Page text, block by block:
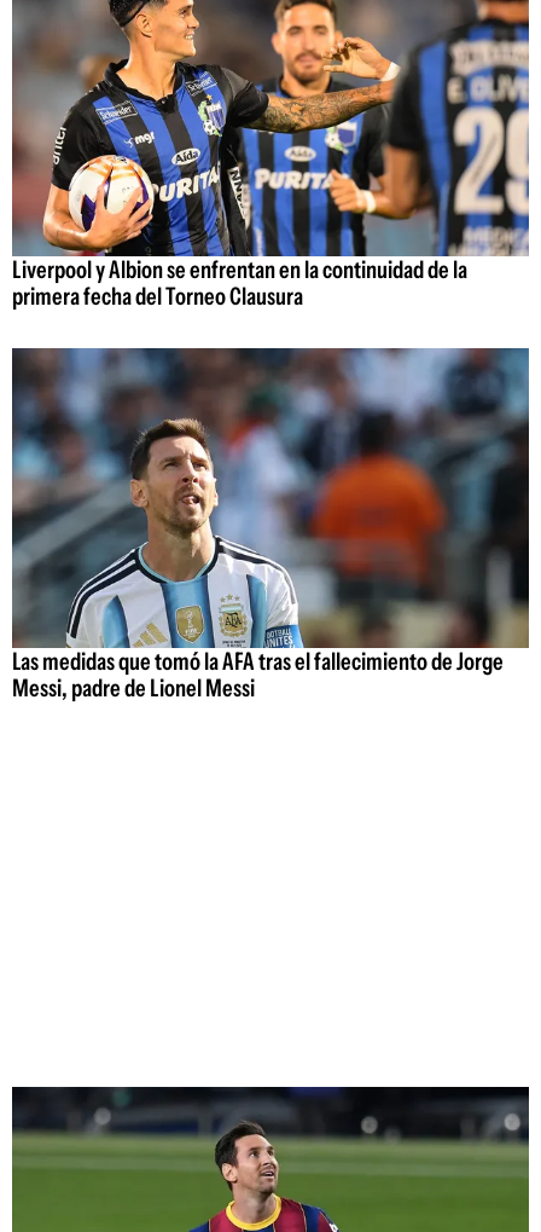
Liverpool y Albion se enfrentan en la continuidad de la
primera fecha del Torneo Clausura
Las medidas que tomó la AFA tras el fallecimiento de Jorge
Messi, padre de Lionel Messi